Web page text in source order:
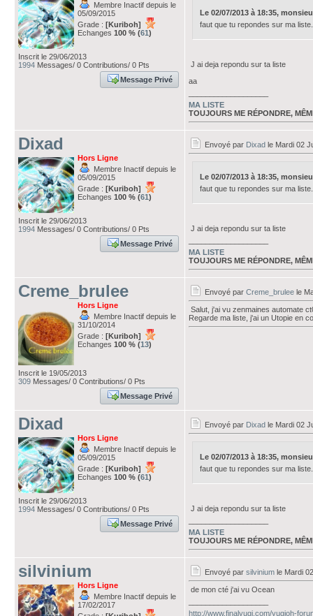
Membre Inactif depuis le
05/09/2015
Grade : [Kuriboh]
Echanges 100 % (61)
Inscrit le 29/06/2013
1994 Messages/ 0 Contributions/ 0 Pts
Message Privé
Le 02/07/2013 à 18:35,
faut que tu repondes sur ma
J ai deja repondu sur ta liste
aa
MA LISTE
TOUJOURS ME RÉPONDRE,
Dixad
Hors Ligne
Membre Inactif depuis le
05/09/2015
Grade : [Kuriboh]
Echanges 100 % (61)
Inscrit le 29/06/2013
1994 Messages/ 0 Contributions/ 0 Pts
Message Privé
Envoyé par Dixad le Mardi 02
Le 02/07/2013 à 18:35,
faut que tu repondes sur ma
J ai deja repondu sur ta liste
MA LISTE
TOUJOURS ME RÉPONDRE,
Creme_brulee
Hors Ligne
Membre Inactif depuis le
31/10/2014
Grade : [Kuriboh]
Echanges 100 % (13)
Inscrit le 19/05/2013
309 Messages/ 0 Contributions/ 0 Pts
Message Privé
Envoyé par Creme_brulee le
Salut, j'ai vu zenmaines automate
Regarde ma liste, j'ai un Utopie en
Dixad
Hors Ligne
Membre Inactif depuis le
05/09/2015
Grade : [Kuriboh]
Echanges 100 % (61)
Inscrit le 29/06/2013
1994 Messages/ 0 Contributions/ 0 Pts
Message Privé
Envoyé par Dixad le Mardi 02
Le 02/07/2013 à 18:35,
faut que tu repondes sur ma
J ai deja repondu sur ta liste
MA LISTE
TOUJOURS ME RÉPONDRE,
silvinium
Hors Ligne
Membre Inactif depuis le
17/02/2017
Envoyé par silvinium le Mardi
de mon cté j'ai vu Ocean
http://www.finalyugi.com/yugioh-